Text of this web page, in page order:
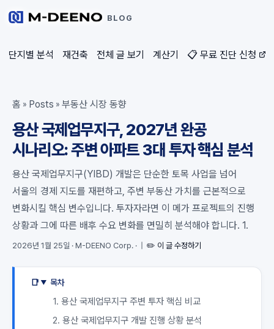
BLOG
단지별 분석 재건축 전체 글 보기 계산기 📋 무료 진단 신청
홈 » Posts » 부동산 시장 동향
용산 국제업무지구, 2027년 완공
시나리오: 주변 아파트 3대 투자 핵심 분석
용산 국제업무지구(YIBD) 개발은 단순한 토목 사업을 넘어
서울의 경제 지도를 재편하고, 주변 부동산 가치를 근본적으로
변화시킬 핵심 변수입니다. 투자자라면 이 메가 프로젝트의 진행
상황과 그에 따른 배후 수요 변화를 면밀히 분석해야 합니다. 1.
2026년 1월 25일 · M-DEENO Corp. · ✏️ 이 글 수정하기
목차
1. 용산 국제업무지구 주변 투자 핵심 비교
2. 용산 국제업무지구 개발 진행 상황 분석